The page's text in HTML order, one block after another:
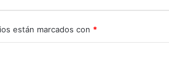
están marcados con *